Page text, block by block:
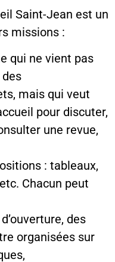
Saint-Jean est un
missions :
qui ne vient pas
mais qui veut
pour discuter,
une revue,
: tableaux,
Chacun peut
des
organisées sur